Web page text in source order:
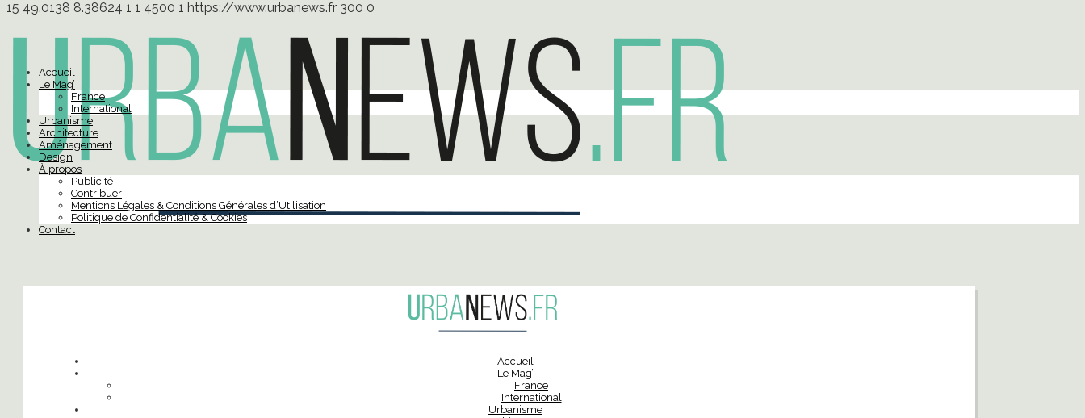
15 49.0138 8.38624 1 1 4500 1 https://www.urbanews.fr 300 0
Accueil
Le Mag’
France
International
Urbanisme
Architecture
Aménagement
Design
À propos
Publicité
Contribuer
Mentions Légales & Conditions Générales d’Utilisation
Politique de Confidentialité & Cookies
Contact
Accueil
Le Mag’
France
International
Urbanisme